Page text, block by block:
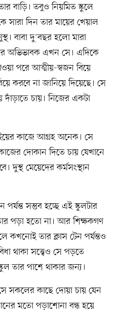
বাড়ি। তবুও নিয়মিত স্কুলে
সারা দিন তার মায়ের খেয়াল
বাবা দু'বছর হলো মারা
অভিভাবক এখন সে। এদিকে
পরে আত্মীয়-স্বজন বিয়ে
করবে না জানিয়ে দিয়েছে। সে
চায়। নিজের একটা
কাজে আগ্রহ অনেক। সে
দোকান দিতে চায় যেখানে
দুস্থ মেয়েদের কর্মসংস্থান
পর্যন্ত সম্ভব হচ্ছে এই স্কুলটার
পড়া হতো না। আর শিক্ষকগণ
কখনোই তার ক্লাস টেন পর্যন্তও
থাকা সত্ত্বেও সে পড়তে
তার পাশে থাকার জন্য।
সকলের কাছে দোয়া চায় যেন
মতো পড়াশোনা বন্ধ হয়ে